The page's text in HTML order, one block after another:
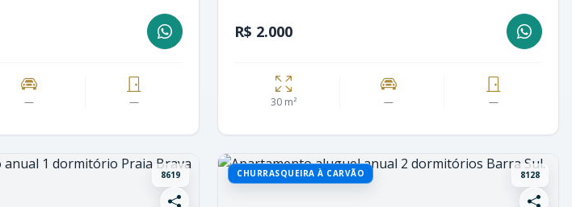
— —
R$ 2.000
30 m² — —
8619 CHURRASQUEIRA À CARVÃO 8128